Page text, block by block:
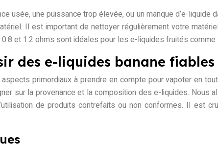
usée, une puissance trop élevée, ou un manque d’e-
Il est important de nettoyer régulièrement votre
et 1.2 ohms sont idéales pour les e-liquides fruités comme
des e-liquides banane fiables
primordiaux à prendre en compte pour vapoter en
sur la provenance et la composition des e-liquides.
de produits contrefaits ou non conformes. Il est